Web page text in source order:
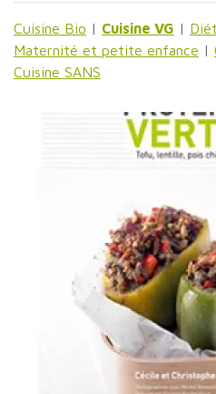
Cuisine Bio | Cuisine VG |
Maternité et petite enfance |
Cuisine SANS